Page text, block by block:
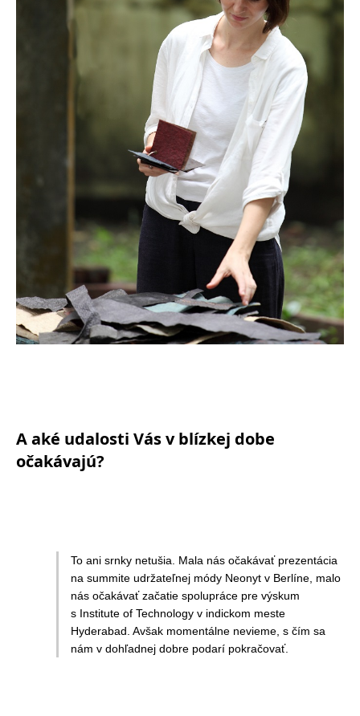
A aké udalosti Vás v blízkej dobe
očakávajú?
To ani srnky netušia. Mala nás očakávať prezentácia
na summite udržateľnej módy Neonyt v Berlíne, malo
nás očakávať začatie spolupráce pre výskum
s Institute of Technology v indickom meste
Hyderabad. Avšak momentálne nevieme, s čím sa
nám v dohľadnej dobre podarí pokračovať.